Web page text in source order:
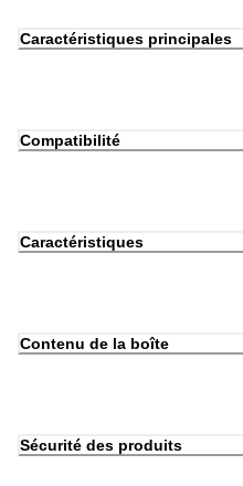
Caractéristiques principales
Compatibilité
Caractéristiques
Contenu de la boîte
Sécurité des produits